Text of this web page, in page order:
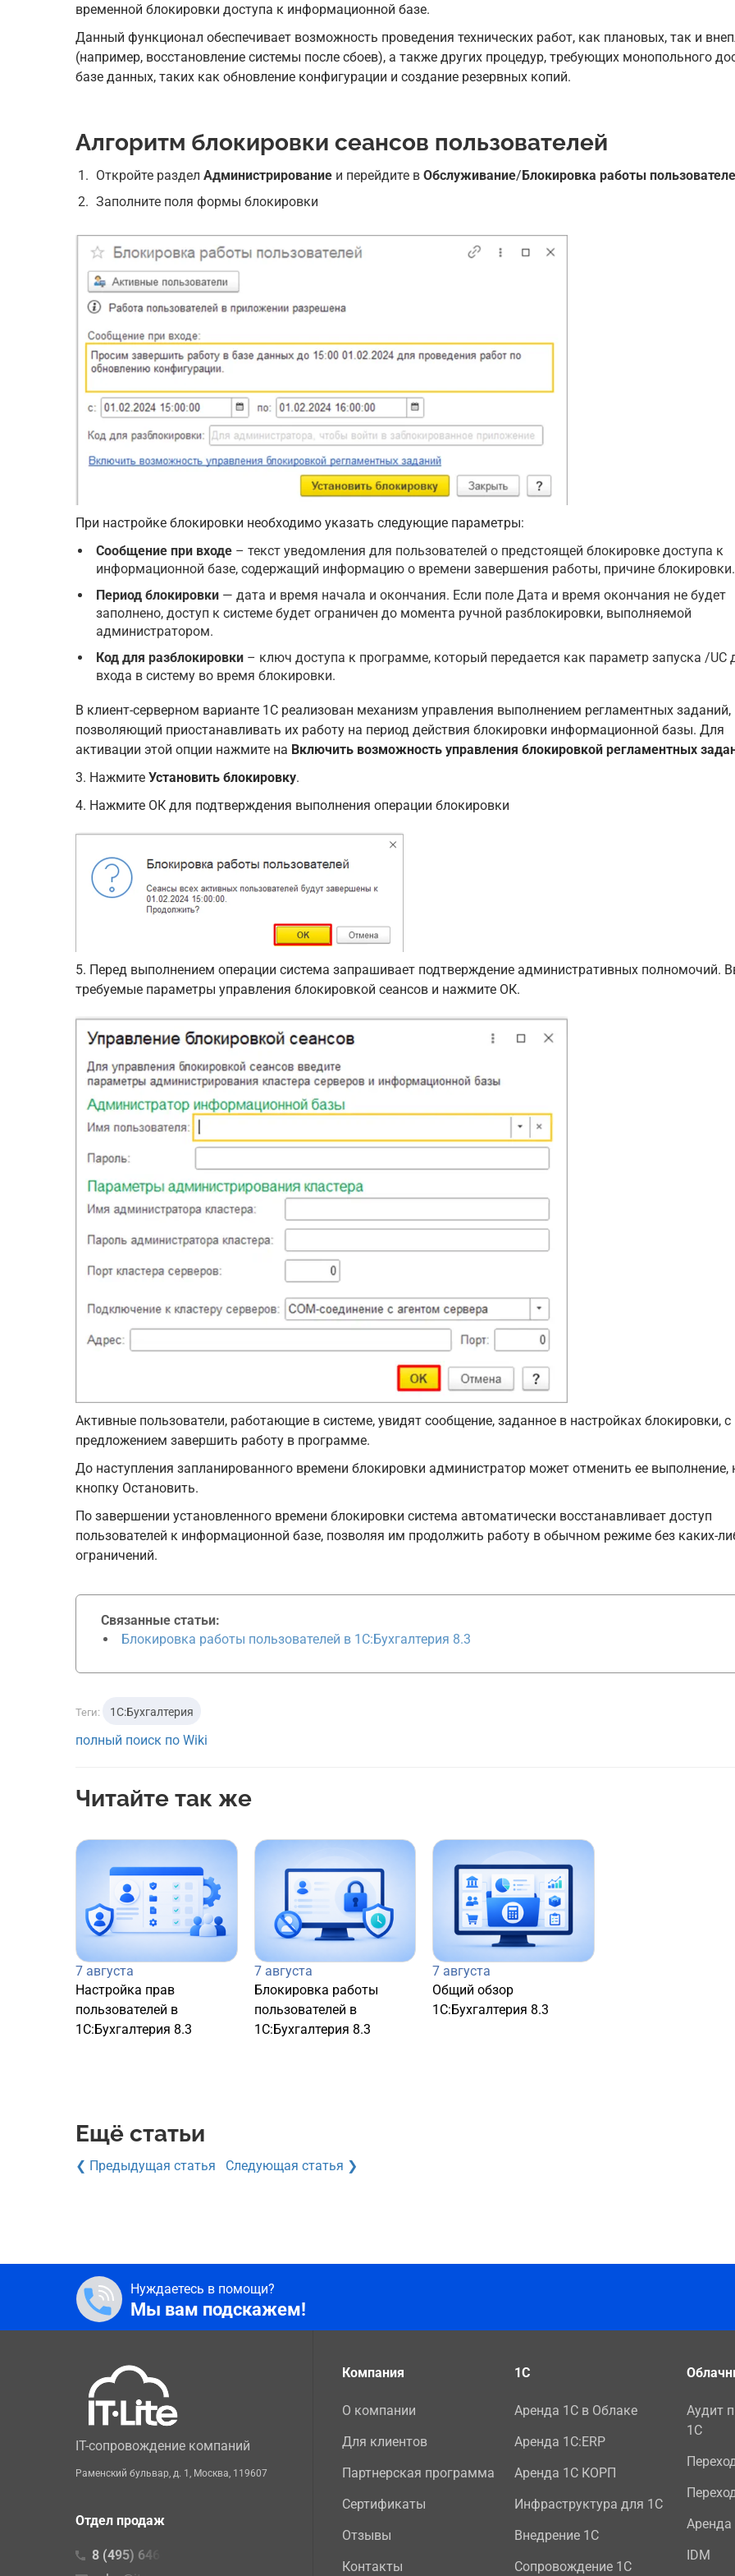
Аренда сервера 1С
Аренда виртуального сервера для
1С
Гибридное Облако 1С
Хостинг 1с
Импортозамещение на 1С
Разработки IT-Lite
Фоточекер
временной блокировки доступа к информационной базе.
Данный функционал обеспечивает возможность проведения технических работ, как плановых, так и
(например, восстановление системы после сбоев), а также других процедур, требующих монопольного
базе данных, таких как обновление конфигурации и создание резервных копий.
Алгоритм блокировки сеансов пользователей
Откройте раздел Администрирование и перейдите в Обслуживание/Блокировка работы
Заполните поля формы блокировки
При настройке блокировки необходимо указать следующие параметры:
Сообщение при входе – текст уведомления для пользователей о предстоящей блокировке доступа к
информационной базе, содержащий информацию о времени завершения работы, причине блокировки.
Период блокировки — дата и время начала и окончания. Если поле Дата и время окончания не будет
заполнено, доступ к системе будет ограничен до момента ручной разблокировки, выполняемой
администратором.
Код для разблокировки – ключ доступа к программе, который передается как параметр запуска /UC
входа в систему во время блокировки.
В клиент-серверном варианте 1С реализован механизм управления выполнением регламентных заданий,
позволяющий приостанавливать их работу на период действия блокировки информационной базы. Для
активации этой опции нажмите на Включить возможность управления блокировкой регламентных
3. Нажмите Установить блокировку.
4. Нажмите ОК для подтверждения выполнения операции блокировки
5. Перед выполнением операции система запрашивает подтверждение административных полномочий.
требуемые параметры управления блокировкой сеансов и нажмите ОК.
Активные пользователи, работающие в системе, увидят сообщение, заданное в настройках блокировки, с
предложением завершить работу в программе.
До наступления запланированного времени блокировки администратор может отменить ее выполнение,
кнопку Остановить.
По завершении установленного времени блокировки система автоматически восстанавливает доступ
пользователей к информационной базе, позволяя им продолжить работу в обычном режиме без каких-
ограничений.
Связанные статьи:
Блокировка работы пользователей в 1С:Бухгалтерия 8.3
Теги: 1С:Бухгалтерия
полный поиск по Wiki
Читайте так же
7 августа
Настройка прав
пользователей в
1С:Бухгалтерия 8.3
7 августа
Блокировка работы
пользователей в
1С:Бухгалтерия 8.3
7 августа
Общий обзор
1С:Бухгалтерия 8.3
Ещё статьи
❮ Предыдущая статья Следующая статья ❯
Нуждаетесь в помощи?
Мы вам подскажем!
IT-сопровождение компаний
Раменский бульвар, д. 1 , Москва, 119607
Компания
О компании
Для клиентов
Партнерская программа
Сертификаты
Отзывы
Контакты
1С
Аренда 1С в Облаке
Аренда 1С:ERP
Аренда 1С КОРП
Инфраструктура для 1С
Внедрение 1С
Сопровождение 1С
Аудит
1С
Аренда
IDM
Отдел продаж
8 (495) 646-23-16